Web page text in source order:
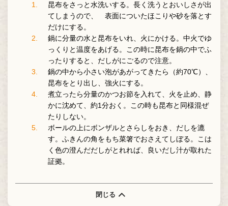
昆布をさっと水洗いする。長く洗うとおいしさが出
てしまうので、 表面についたほこりや砂を落とす
だけにする。
鍋に分量の水と昆布をいれ、火にかける。中火でゆ
っくりと温度をあげる。この時に昆布を鍋の中でふ
ったりすると、だしがにごるので注意。
鍋の中から小さい泡があがってきたら（約70℃）、
昆布をとり出し、強火にする。
煮立ったら分量のかつお節を入れて、火を止め、静
かに沈めて、約1分おく。この時も昆布と同様混ぜ
たりしない。
ボールの上にボンザルとさらしをおき、だしを漉
す。ふきんの角をもち菜箸でおさえてしぼる。こは
く色の澄んだだしがとれれば、良いだし汁が取れた
証拠。
閉じる